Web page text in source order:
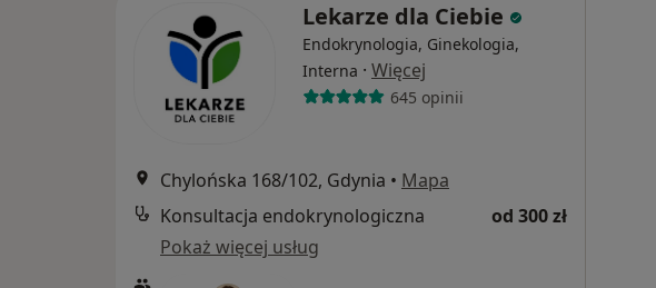
Lekarze dla Ciebie
Endokrynologia, Ginekologia,
Interna · Więcej
645 opinii
Chylońska 168/102, Gdynia • Mapa
Konsultacja endokrynologiczna
od 300 zł
Pokaż więcej usług